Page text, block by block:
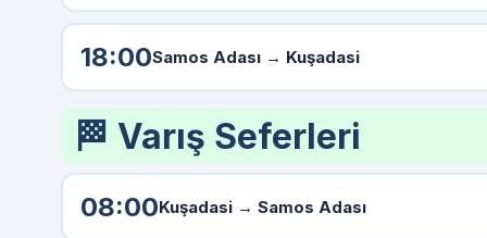
18:00Samos Adası→ Kuşadasi
🏁 Varış Seferleri
08:00Kuşadasi → Samos Adası